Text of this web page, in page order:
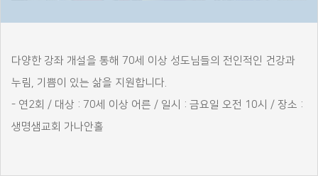
다양한 강좌 개설을 통해 70세 이상 성도님들의 전인적인 건강과
누림, 기쁨이 있는 삶을 지원합니다.
- 연2회 / 대상 : 70세 이상 어른 / 일시 : 금요일 오전 10시 / 장소 :
생명샘교회 가나안홀